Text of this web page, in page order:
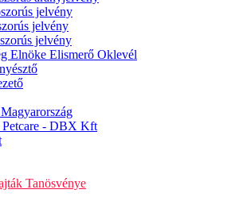
jelvény
jelvény
jelvény
Elnöke Elismerő Oklevél
Petcare - DBX Kft
Tanösvénye